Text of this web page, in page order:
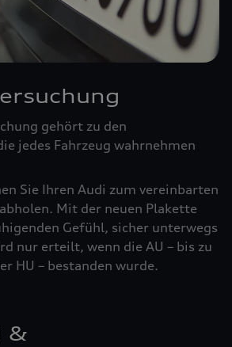
gehört zu den
jedes Fahrzeug wahrnehmen
Sie Ihren Audi zum vereinbarten
Mit der neuen Plakette
Gefühl, sicher unterwegs
nur erteilt, wenn die AU – bis zu
HU – bestanden wurde.
&